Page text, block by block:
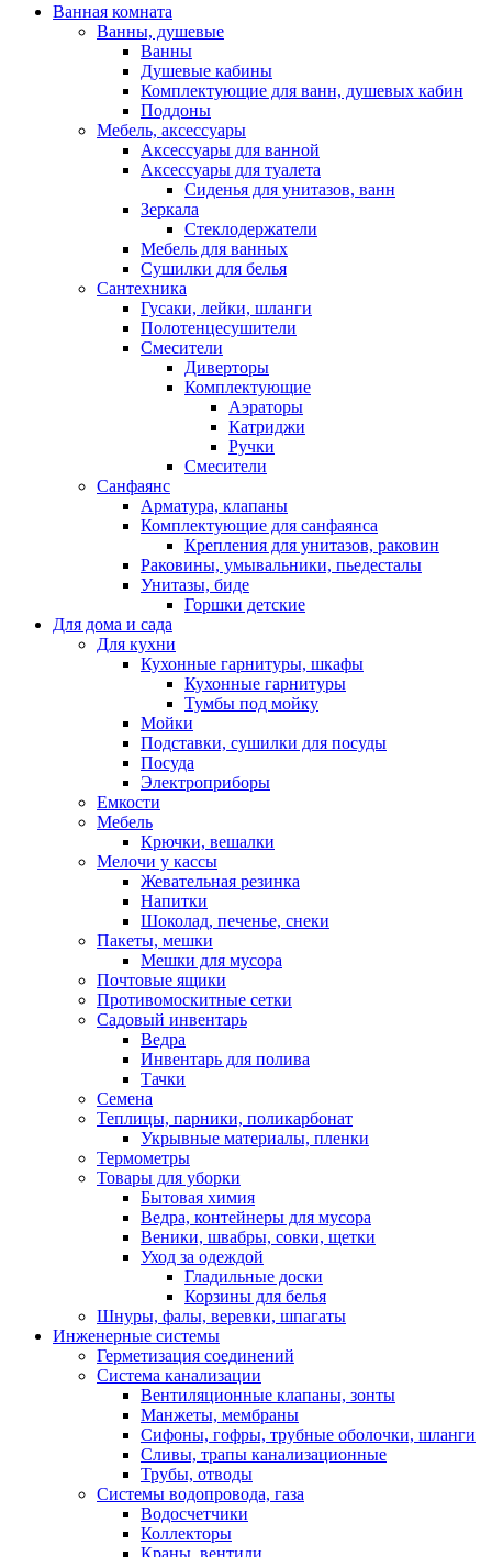
Ванная комната
Ванны, душевые
Ванны
Душевые кабины
Комплектующие для ванн, душевых кабин
Поддоны
Мебель, аксессуары
Аксессуары для ванной
Аксессуары для туалета
Сиденья для унитазов, ванн
Зеркала
Стеклодержатели
Мебель для ванных
Сушилки для белья
Сантехника
Гусаки, лейки, шланги
Полотенцесушители
Смесители
Диверторы
Комплектующие
Аэраторы
Катриджи
Ручки
Смесители
Санфаянс
Арматура, клапаны
Комплектующие для санфаянса
Крепления для унитазов, раковин
Раковины, умывальники, пьедесталы
Унитазы, биде
Горшки детские
Для дома и сада
Для кухни
Кухонные гарнитуры, шкафы
Кухонные гарнитуры
Тумбы под мойку
Мойки
Подставки, сушилки для посуды
Посуда
Электроприборы
Емкости
Мебель
Крючки, вешалки
Мелочи у кассы
Жевательная резинка
Напитки
Шоколад, печенье, снеки
Пакеты, мешки
Мешки для мусора
Почтовые ящики
Противомоскитные сетки
Садовый инвентарь
Ведра
Инвентарь для полива
Тачки
Семена
Теплицы, парники, поликарбонат
Укрывные материалы, пленки
Термометры
Товары для уборки
Бытовая химия
Ведра, контейнеры для мусора
Веники, швабры, совки, щетки
Уход за одеждой
Гладильные доски
Корзины для белья
Шнуры, фалы, веревки, шпагаты
Инженерные системы
Герметизация соединений
Система канализации
Вентиляционные клапаны, зонты
Манжеты, мембраны
Сифоны, гофры, трубные оболочки, шланги
Сливы, трапы канализационные
Трубы, отводы
Системы водопровода, газа
Водосчетчики
Коллекторы
Краны, вентили